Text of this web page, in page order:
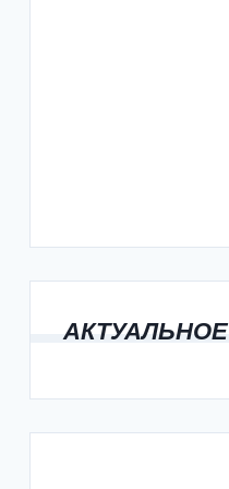
АКТУАЛЬНОЕ